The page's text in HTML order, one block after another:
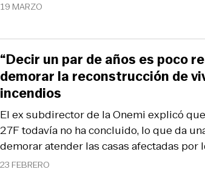
19 MARZO
23 FEBRERO
El ex subdirector de la Onemi explicó
27F todavía no ha concluido, lo que da
demorar atender las casas afectadas por
“Decir un par de años es poco
demorar la reconstrucción de
incendios